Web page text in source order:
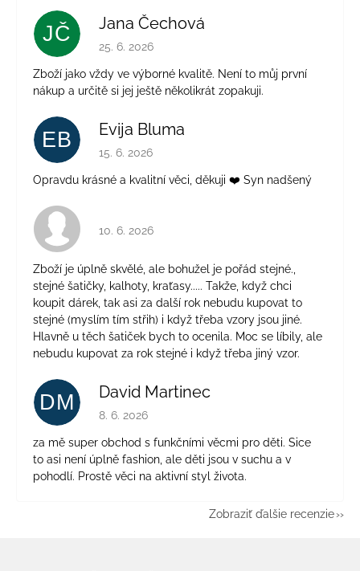
JČ Jana Čechová
Hodnotenie obchodu je 5 z 5 hviezdičiek.
25. 6. 2026
Zboží jako vždy ve výborné kvalitě. Není to můj první
nákup a určitě si jej ještě několikrát zopakuji.
EB Evija Bluma
Hodnotenie obchodu je 5 z 5 hviezdičiek.
15. 6. 2026
Opravdu krásné a kvalitní věci, děkuji ❤️ Syn nadšený
Hodnotenie obchodu je 4 z 5 hviezdičiek.
10. 6. 2026
Zboží je úplně skvělé, ale bohužel je pořád stejné.,
stejné šatičky, kalhoty, kraťasy..... Takže, když chci
koupit dárek, tak asi za další rok nebudu kupovat to
stejné (myslím tím střih) i když třeba vzory jsou jiné.
Hlavně u těch šatiček bych to ocenila. Moc se líbily, ale
nebudu kupovat za rok stejné i když třeba jiný vzor.
DM David Martinec
Hodnotenie obchodu je 5 z 5 hviezdičiek.
8. 6. 2026
za mě super obchod s funkčními věcmi pro děti. Sice
to asi není úplně fashion, ale děti jsou v suchu a v
pohodlí. Prostě věci na aktivní styl života.
Zobraziť ďalšie recenzie